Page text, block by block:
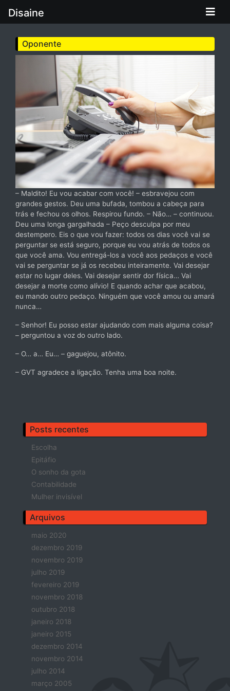
Disaine
Oponente
– Maldito! Eu vou acabar com você! – esbravejou com
grandes gestos. Deu uma bufada, tombou a cabeça para
trás e fechou os olhos. Respirou fundo. – Não… – continuou.
Deu uma longa gargalhada – Peço desculpa por meu
destempero. Eis o que vou fazer: todos os dias você vai se
perguntar se está seguro, porque eu vou atrás de todos os
que você ama. Vou entregá-los a você aos pedaços e você
vai se perguntar se já os recebeu inteiramente. Vai desejar
estar no lugar deles. Vai desejar sentir dor física… Vai
desejar a morte como alívio! E quando achar que acabou,
eu mando outro pedaço. Ninguém que você amou ou amará
nunca…
– Senhor! Eu posso estar ajudando com mais alguma coisa?
– perguntou a voz do outro lado.
– O… a… Eu… – gaguejou, atônito.
– GVT agradece a ligação. Tenha uma boa noite.
Posts recentes
Escolha
Epitáfio
O sonho da gota
Contabilidade
Mulher invisível
Arquivos
maio 2020
dezembro 2019
novembro 2019
julho 2019
fevereiro 2019
novembro 2018
outubro 2018
janeiro 2018
janeiro 2015
dezembro 2014
novembro 2014
julho 2014
março 2005